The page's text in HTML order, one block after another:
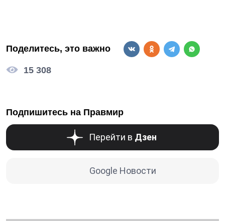
Поделитесь, это важно
15 308
Подпишитесь на Правмир
Перейти в Дзен
Google Новости